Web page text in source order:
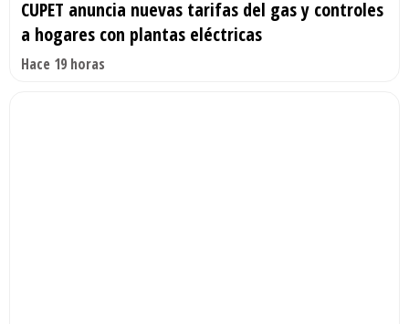
CUPET anuncia nuevas tarifas del gas y controles
a hogares con plantas eléctricas
Hace 19 horas